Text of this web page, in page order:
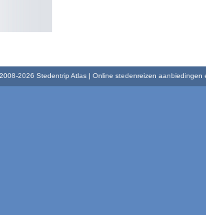
2026 Stedentrip Atlas | Online stedenreizen